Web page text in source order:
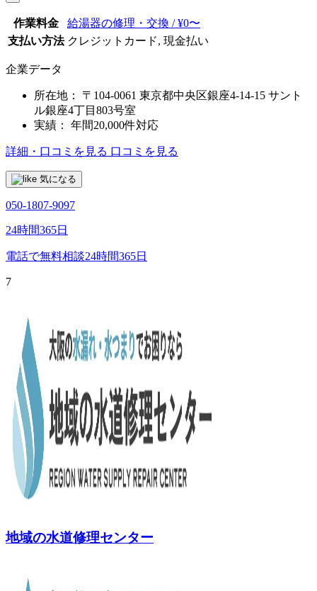
作業料金
給湯器の修理・交換 / ¥0〜
支払い方法 クレジットカード, 現金払い
企業データ
所在地：
〒104-0061 東京都中央区銀座4-14-15 サント
ル銀座4丁目803号室
実績：
年間20,000件対応
詳細・口コミを見る 口コミを見る
気になる
050-1807-9097
24時間365日
電話で無料相談24時間365日
7
地域の水道修理センター